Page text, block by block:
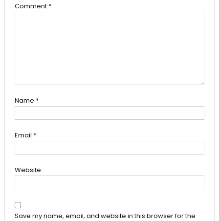
Comment *
Name *
Email *
Website
Save my name, email, and website in this browser for the